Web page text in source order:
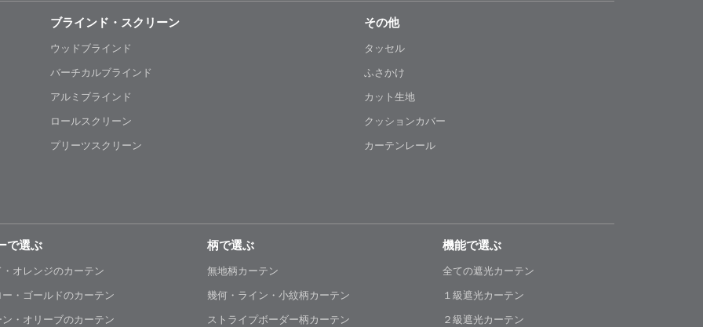
ブラインド・スクリーン
ウッドブラインド
バーチカルブラインド
アルミブラインド
ロールスクリーン
プリーツスクリーン
その他
タッセル
ふさかけ
カット生地
クッションカバー
カーテンレール
で選ぶ
・オレンジのカーテン
ー・ゴールドのカーテン
ン・オリーブのカーテン
柄で選ぶ
無地柄カーテン
幾何・ライン・小紋柄カーテン
ストライプボーダー柄カーテン
機能で選ぶ
全ての遮光カーテン
１級遮光カーテン
２級遮光カーテン